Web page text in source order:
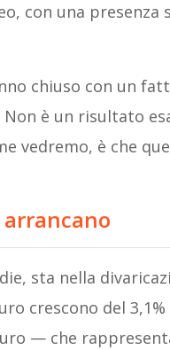
con una presenza
chiuso con un
Non è un risultato
vedremo, è che
sta nella
crescono del
— che